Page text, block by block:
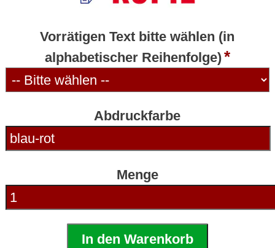
Vorrätigen Text bitte wählen (in
alphabetischer Reihenfolge)
Abdruckfarbe
Menge
In den Warenkorb